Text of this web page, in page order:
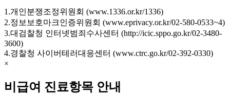
1.개인분쟁조정위원회 (www.1336.or.kr/1336)
2.정보보호마크인증위원회 (www.eprivacy.or.kr/02-580-0533~4)
3.대검찰청 인터넷범죄수사센터 (http://icic.sppo.go.kr/02-3480-
3600)
4.경찰청 사이버테러대응센터 (www.ctrc.go.kr/02-392-0330)
×
비급여 진료항목 안내